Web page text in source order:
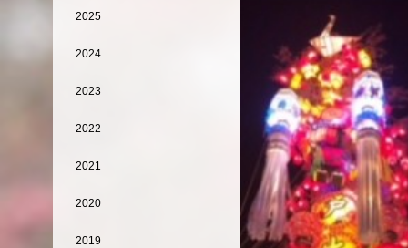
2025
2024
2023
2022
2021
2020
2019